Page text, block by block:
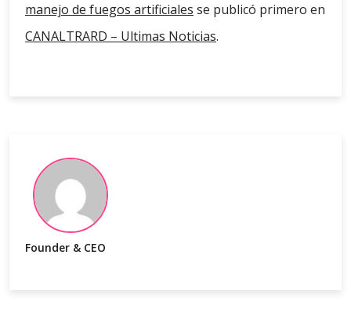
manejo de fuegos artificiales se publicó primero en
CANALTRARD – Ultimas Noticias.
Founder & CEO